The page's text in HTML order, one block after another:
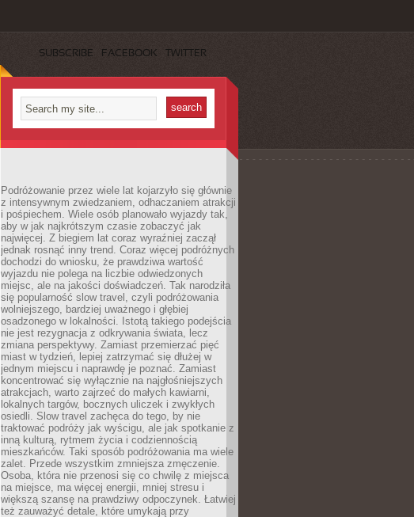
SUBSCRIBE FACEBOOK TWITTER
Podróżowanie przez wiele lat kojarzyło się głównie
z intensywnym zwiedzaniem, odhaczaniem atrakcji
i pośpiechem. Wiele osób planowało wyjazdy tak,
aby w jak najkrótszym czasie zobaczyć jak
najwięcej. Z biegiem lat coraz wyraźniej zaczął
jednak rosnąć inny trend. Coraz więcej podróżnych
dochodzi do wniosku, że prawdziwa wartość
wyjazdu nie polega na liczbie odwiedzonych
miejsc, ale na jakości doświadczeń. Tak narodziła
się popularność slow travel, czyli podróżowania
wolniejszego, bardziej uważnego i głębiej
osadzonego w lokalności. Istotą takiego podejścia
nie jest rezygnacja z odkrywania świata, lecz
zmiana perspektywy. Zamiast przemierzać pięć
miast w tydzień, lepiej zatrzymać się dłużej w
jednym miejscu i naprawdę je poznać. Zamiast
koncentrować się wyłącznie na najgłośniejszych
atrakcjach, warto zajrzeć do małych kawiarni,
lokalnych targów, bocznych uliczek i zwykłych
osiedli. Slow travel zachęca do tego, by nie
traktować podróży jak wyścigu, ale jak spotkanie z
inną kulturą, rytmem życia i codziennością
mieszkańców. Taki sposób podróżowania ma wiele
zalet. Przede wszystkim zmniejsza zmęczenie.
Osoba, która nie przenosi się co chwilę z miejsca
na miejsce, ma więcej energii, mniej stresu i
większą szansę na prawdziwy odpoczynek. Łatwiej
też zauważyć detale, które umykają przy